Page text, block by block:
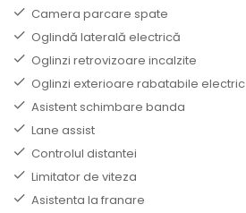
Camera parcare spate
Oglindă laterală electrică
Oglinzi retrovizoare incalzite
Oglinzi exterioare rabatabile electric
Asistent schimbare banda
Lane assist
Controlul distantei
Limitator de viteza
Asistenta la franare